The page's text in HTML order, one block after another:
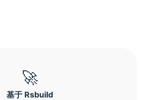
🚀
基于 Rsbuild